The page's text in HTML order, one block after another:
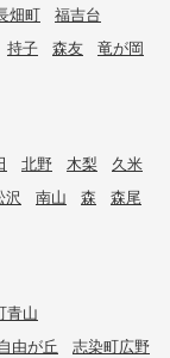
畑町
福吉台
持子 森友
竜が岡
北野 木梨
久米
沢 南山 森
森尾
青山
由が丘
志染町広野